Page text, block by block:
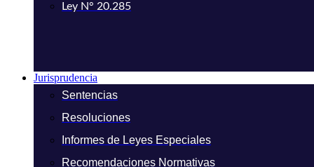
Ley N° 20.285
Jurisprudencia
Sentencias
Resoluciones
Informes de Leyes Especiales
Recomendaciones Normativas